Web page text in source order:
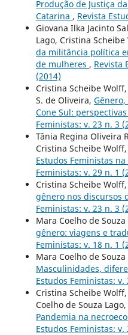
Produção de Justiça
Catarina , Revista
Giovana Ilka Jacinto
Lago, Cristina Scheibe
da militância política
de mulheres , Revista
(2014)
Cristina Scheibe
S. de Oliveira,
Cone Sul:
Feministas: v. 23 n. 3
Tânia Regina Oliveira
Cristina Scheibe
Estudos Feministas
Feministas: v. 29 n. 1
Cristina Scheibe Wolff,
gênero nos discursos
Feministas: v. 23 n. 3
Mara Coelho de Souza
gênero: viagens e
Feministas: v. 18 n. 1
Mara Coelho de
Masculinidades,
Estudos Feministas: v.
Cristina Scheibe
Coelho de Souza
Pandemia na
Estudos Feministas: v.